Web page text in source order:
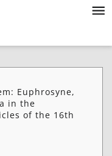
Euphrosyne,
in the
of the 16th